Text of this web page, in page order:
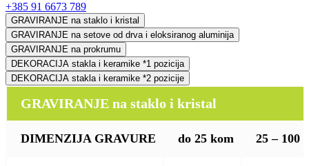
+385 91 6673 789
GRAVIRANJE na staklo i kristal
GRAVIRANJE na setove od drva i eloksiranog aluminija
GRAVIRANJE na prokrumu
DEKORACIJA stakla i keramike *1 pozicija
DEKORACIJA stakla i keramike *2 pozicije
GRAVIRANJE na staklo i kristal
DIMENZIJA GRAVURE do 25 kom 25 – 100